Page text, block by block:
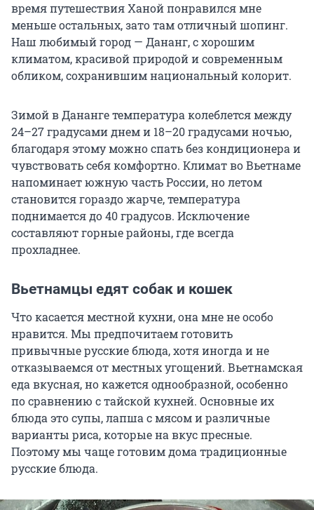
время путешествия Ханой понравился мне
меньше остальных, зато там отличный шопинг.
Наш любимый город — Дананг, с хорошим
климатом, красивой природой и современным
обликом, сохранившим национальный колорит.
Зимой в Дананге температура колеблется между
24–27 градусами днем и 18–20 градусами ночью,
благодаря этому можно спать без кондиционера и
чувствовать себя комфортно. Климат во Вьетнаме
напоминает южную часть России, но летом
становится гораздо жарче, температура
поднимается до 40 градусов. Исключение
составляют горные районы, где всегда
прохладнее.
Вьетнамцы едят собак и кошек
Что касается местной кухни, она мне не особо
нравится. Мы предпочитаем готовить
привычные русские блюда, хотя иногда и не
отказываемся от местных угощений. Вьетнамская
еда вкусная, но кажется однообразной, особенно
по сравнению с тайской кухней. Основные их
блюда это супы, лапша с мясом и различные
варианты риса, которые на вкус пресные.
Поэтому мы чаще готовим дома традиционные
русские блюда.